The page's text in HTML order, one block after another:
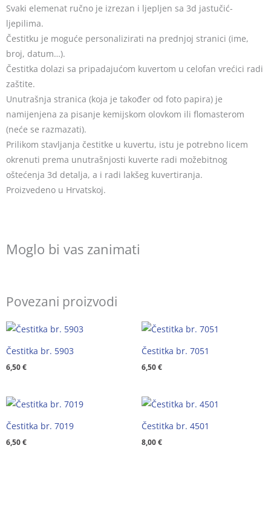
Svaki elemenat ručno je izrezan i ljepljen sa 3d jastučić-
ljepilima.
Čestitku je moguće personalizirati na prednjoj stranici (ime,
broj, datum…).
Čestitka dolazi sa pripadajućom kuvertom u celofan vrećici radi
zaštite.
Unutrašnja stranica (koja je također od foto papira) je
namijenjena za pisanje kemijskom olovkom ili flomasterom
(neće se razmazati).
Prilikom stavljanja čestitke u kuvertu, istu je potrebno licem
okrenuti prema unutrašnjosti kuverte radi možebitnog
oštećenja 3d detalja, a i radi lakšeg kuvertiranja.
Proizvedeno u Hrvatskoj.
Moglo bi vas zanimati
Povezani proizvodi
Čestitka br. 5903
6,50€
Čestitka br. 7051
6,50€
Čestitka br. 7019
6,50€
Čestitka br. 4501
8,00€